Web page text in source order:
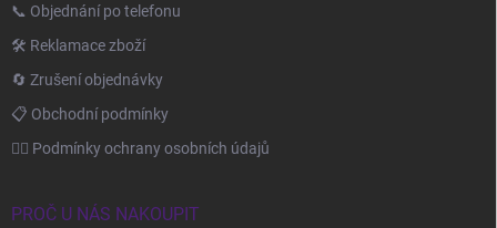
📞 Objednání po telefonu
🛠️ Reklamace zboží
🔄 Zrušení objednávky
📋 Obchodní podmínky
🙆‍♂️ Podmínky ochrany osobních údajů
PROČ U NÁS NAKOUPIT